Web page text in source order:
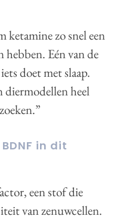
ketamine zo snel een
hebben. Eén van de
doet met slaap.
diermodellen heel
in dit
een stof die
van zenuwcellen.